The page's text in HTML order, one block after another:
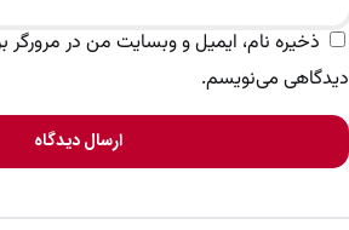
ذخیره نام، ایمیل و وبسایت من در مرورگر
دیدگاهی می‌نویسم.
ارسال دیدگاه